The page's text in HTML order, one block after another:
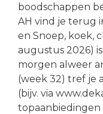
boodschappen
AH vind je terug
en Snoep, koek,
augustus 2026)
morgen alweer
(week 32) tref je
(bijv. via
topaanbiedingen